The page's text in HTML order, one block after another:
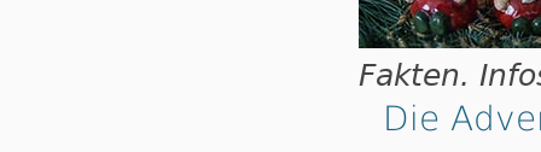
Fakten.
Die